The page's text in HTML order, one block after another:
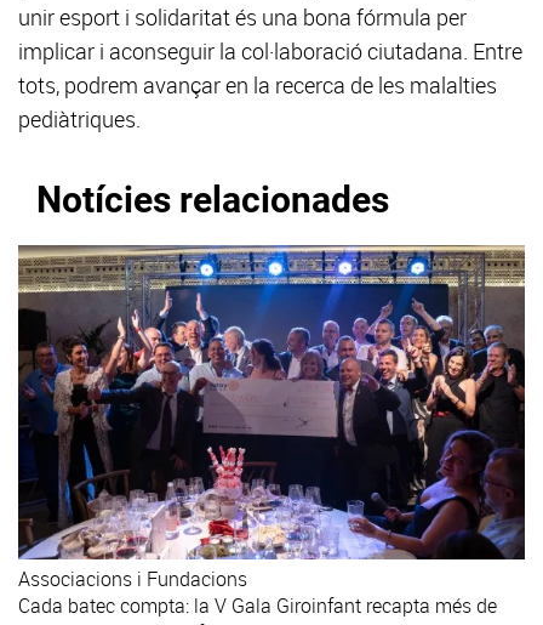
unir esport i solidaritat és una bona fórmula per
implicar i aconseguir la col·laboració ciutadana. Entre
tots, podrem avançar en la recerca de les malalties
pediàtriques.
Notícies relacionades
Associacions i Fundacions
Cada batec compta: la V Gala Giroinfant recapta més de